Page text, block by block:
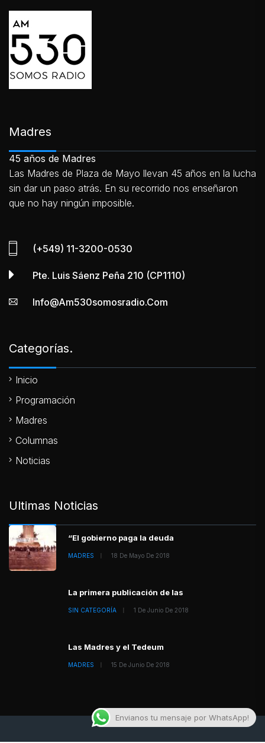
Madres
45 años de Madres
Las Madres de Plaza de Mayo llevan 45 años en la lucha
sin dar un paso atrás. En su recorrido nos enseñaron
que no hay ningún imposible.
(+549) 11-3200-0530
Pte. Luis Sáenz Peña 210 (CP1110)
Info@am530somosradio.com
Categorías.
Inicio
Programación
Madres
Columnas
Noticias
Ultimas Noticias
“El gobierno paga la deuda
MADRES 18 De Mayo De 2018
La primera publicación de las
SIN CATEGORÍA 1 De Junio De 2018
Las Madres y el Tedeum
MADRES 15 De Junio De 2018
Envianos tu mensaje por WhatsApp!